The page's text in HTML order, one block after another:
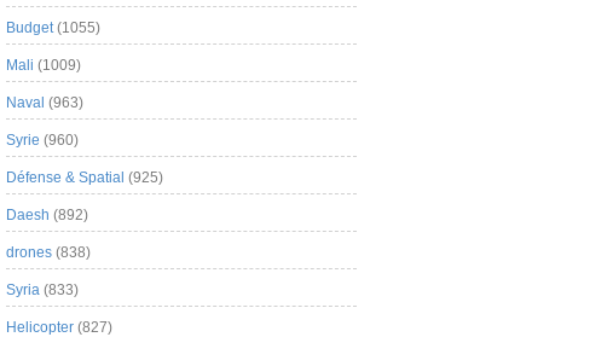
Budget(1055)
Mali (1009)
Naval (963)
Syrie (960)
Défense & Spatial (925)
Daesh (892)
drones (838)
Syria (833)
Helicopter (827)